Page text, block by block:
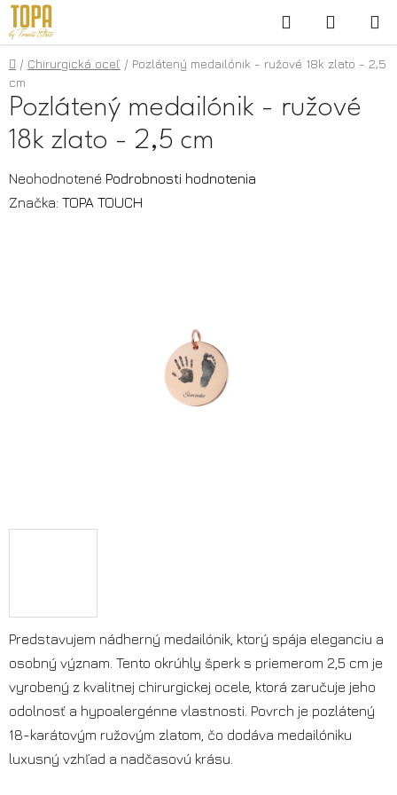
Prejsť
na
obsah
Hľadať
KOŠÍK
Domov
/ Chirurgická oceľ / Pozlátený medailónik - ružové 18k zlato - 2,5
cm
Predstavujem nádherný medailónik, ktorý spája eleganciu a
osobný význam. Tento okrúhly šperk s priemerom 2,5 cm je
vyrobený z kvalitnej chirurgickej ocele, ktorá zaručuje jeho
odolnosť a hypoalergénne vlastnosti. Povrch je pozlátený
18-karátovým ružovým zlatom, čo dodáva medailóniku
luxusný vzhľad a nadčasovú krásu.
Pozlátený medailónik - ružové
18k zlato - 2,5 cm
Priemerné
hodnotenie
Neohodnotené Podrobnosti hodnotenia
Značka: TOPA TOUCH